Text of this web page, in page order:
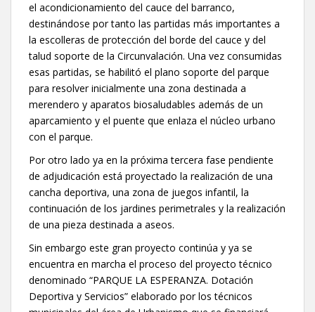
el acondicionamiento del cauce del barranco,
destinándose por tanto las partidas más importantes a
la escolleras de protección del borde del cauce y del
talud soporte de la Circunvalación. Una vez consumidas
esas partidas, se habilitó el plano soporte del parque
para resolver inicialmente una zona destinada a
merendero y aparatos biosaludables además de un
aparcamiento y el puente que enlaza el núcleo urbano
con el parque.
Por otro lado ya en la próxima tercera fase pendiente
de adjudicación está proyectado la realización de una
cancha deportiva, una zona de juegos infantil, la
continuación de los jardines perimetrales y la realización
de una pieza destinada a aseos.
Sin embargo este gran proyecto continúa y ya se
encuentra en marcha el proceso del proyecto técnico
denominado “PARQUE LA ESPERANZA. Dotación
Deportiva y Servicios” elaborado por los técnicos